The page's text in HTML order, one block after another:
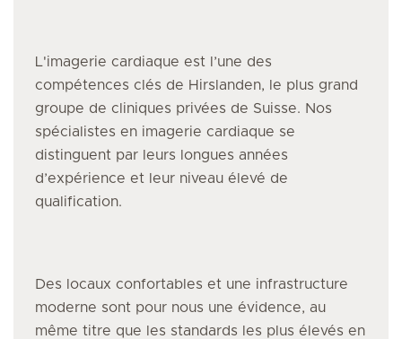
L'imagerie cardiaque est l’une des
compétences clés de Hirslanden, le plus grand
groupe de cliniques privées de Suisse. Nos
spécialistes en imagerie cardiaque se
distinguent par leurs longues années
d’expérience et leur niveau élevé de
qualification.
Des locaux confortables et une infrastructure
moderne sont pour nous une évidence, au
même titre que les standards les plus élevés en